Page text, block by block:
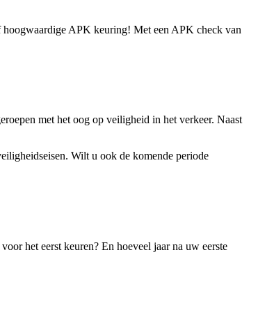
APK keuring! Met een APK check van
met het oog op veiligheid in het verkeer. Naast
Wilt u ook de komende periode
het eerst keuren? En hoeveel jaar na uw eerste